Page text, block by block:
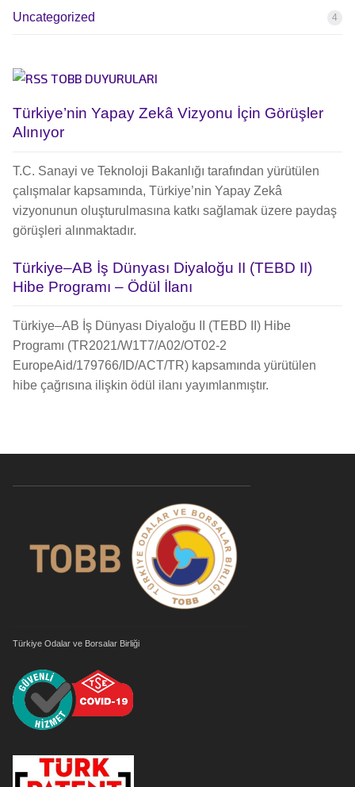
Uncategorized 4
TOBB DUYURULARI
Türkiye’nin Yapay Zekâ Vizyonu İçin Görüşler
Alınıyor
T.C. Sanayi ve Teknoloji Bakanlığı tarafından yürütülen
çalışmalar kapsamında, Türkiye’nin Yapay Zekâ
vizyonunun oluşturulmasına katkı sağlamak üzere paydaş
görüşleri alınmaktadır.
Türkiye–AB İş Dünyası Diyaloğu II (TEBD II)
Hibe Programı – Ödül İlanı
Türkiye–AB İş Dünyası Diyaloğu II (TEBD II) Hibe
Programı (TR2021/W1T7/A02/OT02-2
EuropeAid/179766/ID/ACT/TR) kapsamında yürütülen
hibe çağrısına ilişkin ödül ilanı yayımlanmıştır.
Türkiye Odalar ve Borsalar Birliği